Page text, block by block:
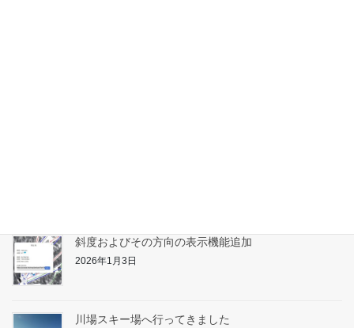
斜度およびその方向の表示機能追加
2026年1月3日
川場スキー場へ行ってきました